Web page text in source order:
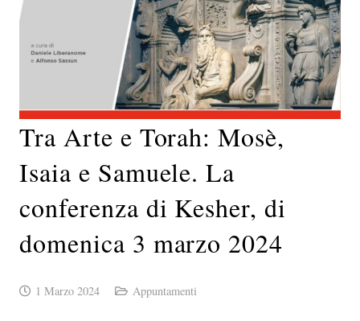
Tra Arte e Torah: Mosè,
Isaia e Samuele. La
conferenza di Kesher, di
domenica 3 marzo 2024
1 Marzo 2024 Appuntamenti